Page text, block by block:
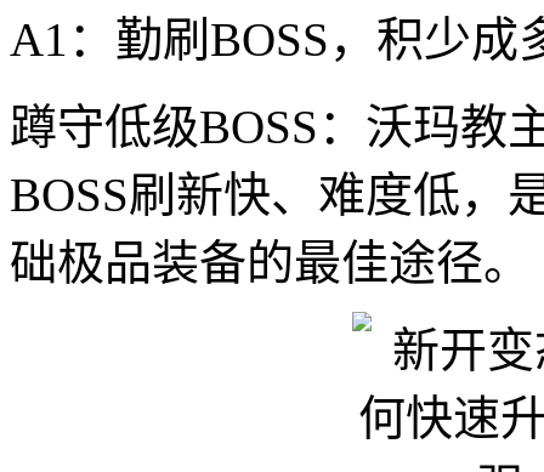
A1：勤刷BOSS，积少成
蹲守低级BOSS：沃玛教
BOSS刷新快、难度低，
础极品装备的最佳途径。